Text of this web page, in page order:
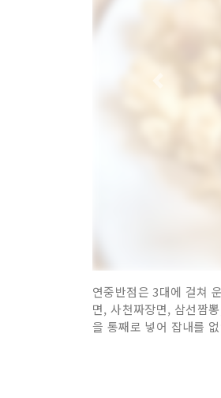
연중반점은 3대에 걸쳐
면, 사천짜장면, 삼선짬
을 통째로 넣어 잡내를